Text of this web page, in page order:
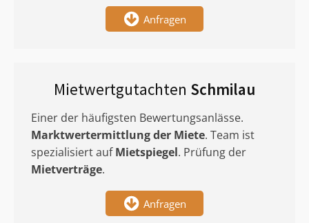
Anfragen
Mietwertgutachten Schmilau
Einer der häufigsten Bewertungsanlässe.
Marktwertermittlungder Miete. Team ist
spezialisiert aufMietspiegel. Prüfung der
Mietverträge.
Anfragen